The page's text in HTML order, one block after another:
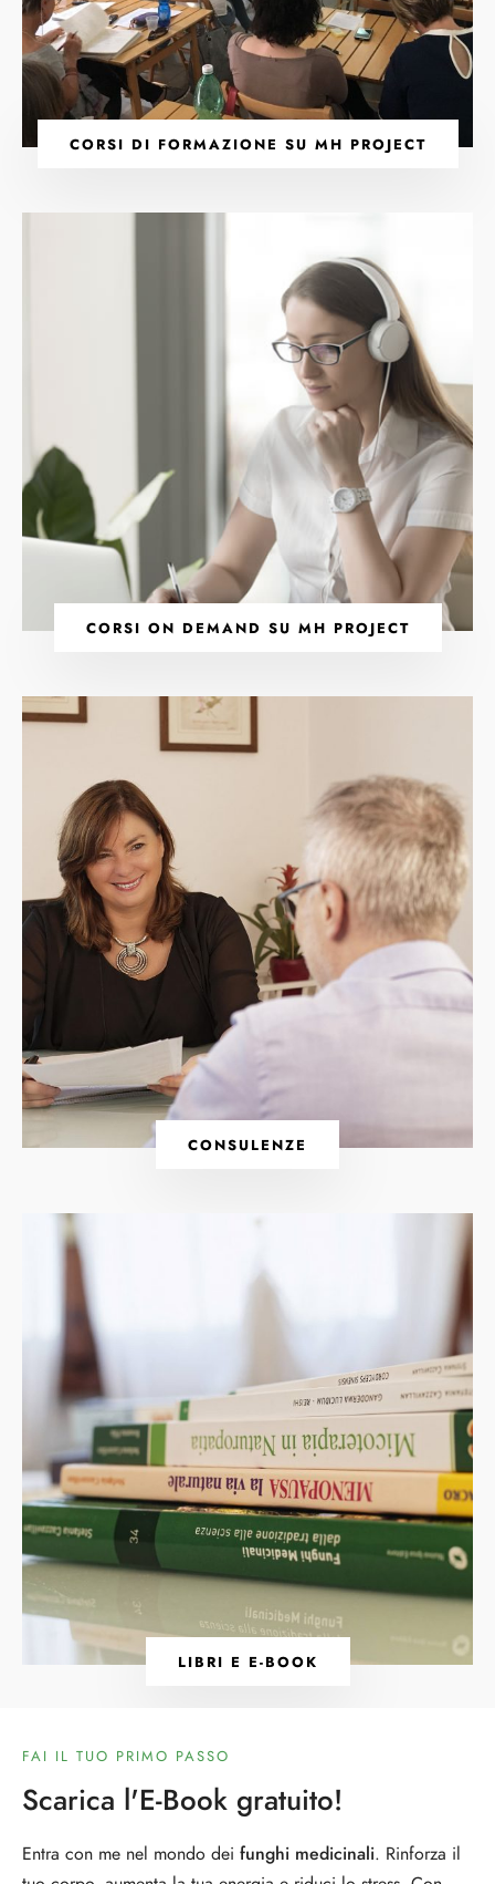
CORSI DI FORMAZIONE SU MH PROJECT
CORSI ON DEMAND SU MH PROJECT
CONSULENZE
LIBRI E E-BOOK
FAI IL TUO PRIMO PASSO
Scarica l'E-Book gratuito!
Entra con me nel mondo dei funghi medicinali. Rinforza il